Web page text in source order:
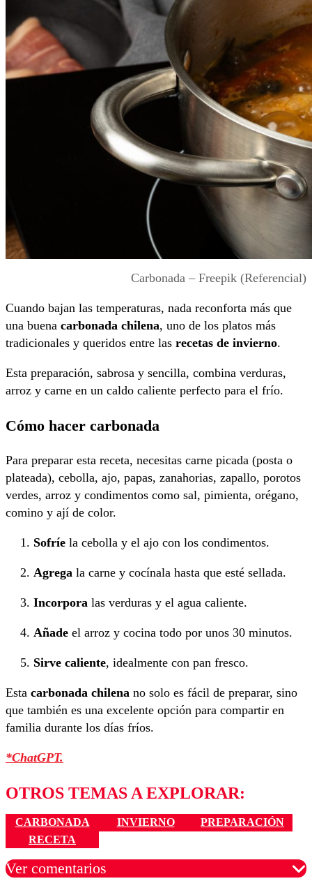
Carbonada – Freepik (Referencial)
Cuando bajan las temperaturas, nada reconforta más que
una buena carbonada chilena, uno de los platos más
tradicionales y queridos entre las recetas de invierno.
Esta preparación, sabrosa y sencilla, combina verduras,
arroz y carne en un caldo caliente perfecto para el frío.
Cómo hacer carbonada
Para preparar esta receta, necesitas carne picada (posta o
plateada), cebolla, ajo, papas, zanahorias, zapallo, porotos
verdes, arroz y condimentos como sal, pimienta, orégano,
comino y ají de color.
Sofríe la cebolla y el ajo con los condimentos.
Agrega la carne y cocínala hasta que esté sellada.
Incorpora las verduras y el agua caliente.
Añade el arroz y cocina todo por unos 30 minutos.
Sirve caliente, idealmente con pan fresco.
Esta carbonada chilena no solo es fácil de preparar, sino
que también es una excelente opción para compartir en
familia durante los días fríos.
*ChatGPT.
OTROS TEMAS A EXPLORAR:
CARBONADA INVIERNO
PREPARACIÓN
RECETA
Ver comentarios